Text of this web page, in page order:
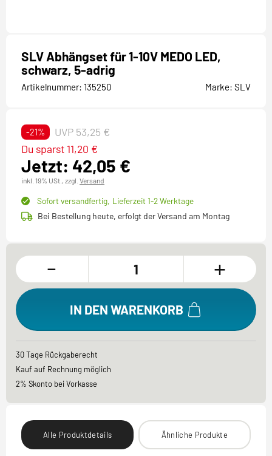
SLV Abhängset für 1-10V MEDO LED,
schwarz, 5-adrig
Artikelnummer: 135250 Marke: SLV
-21% UVP 53,25 €
Jetzt: 42,05 €
Du sparst 11,20 €
inkl. 19% USt., zzgl. Versand
Sofort versandfertig, Lieferzeit 1-2 Werktage
Bei Bestellung heute, erfolgt der Versand am Montag
- +
IN DEN WARENKORB
30 Tage Rückgaberecht
Kauf auf Rechnung möglich
2% Skonto bei Vorkasse
Alle Produktdetails Ähnliche Produkte